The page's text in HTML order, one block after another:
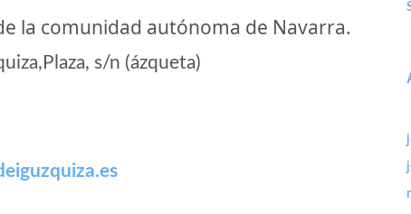
la comunidad autónoma de Navarra.
s/n (ázqueta)